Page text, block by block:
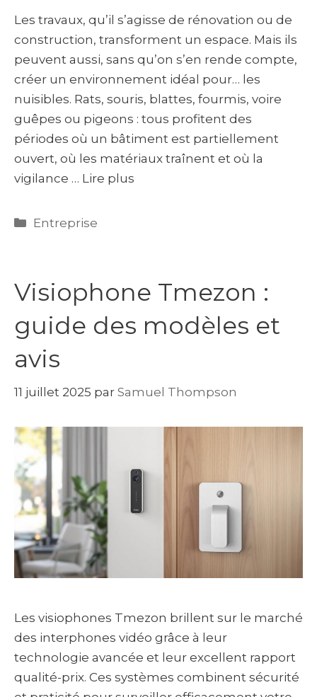
Les travaux, qu’il s’agisse de rénovation ou de
construction, transforment un espace. Mais ils
peuvent aussi, sans qu’on s’en rende compte,
créer un environnement idéal pour… les
nuisibles. Rats, souris, blattes, fourmis, voire
guêpes ou pigeons : tous profitent des
périodes où un bâtiment est partiellement
ouvert, où les matériaux traînent et où la
vigilance … Lire plus
Catégories
Entreprise
Visiophone Tmezon :
guide des modèles et
avis
11 juillet 2025 par Samuel Thompson
Les visiophones Tmezon brillent sur le marché
des interphones vidéo grâce à leur
technologie avancée et leur excellent rapport
qualité-prix. Ces systèmes combinent sécurité